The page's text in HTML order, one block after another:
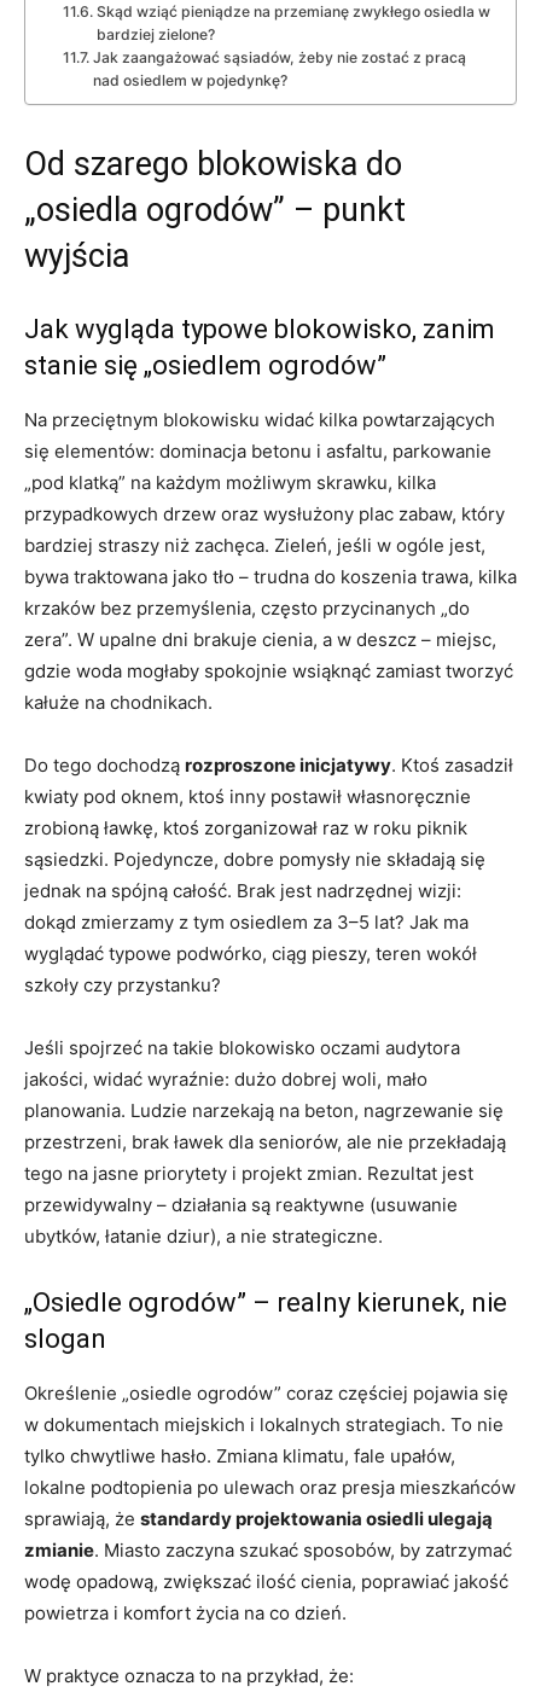
Skąd wziąć pieniądze na przemianę zwykłego osiedla w
bardziej zielone?
Jak zaangażować sąsiadów, żeby nie zostać z pracą
nad osiedlem w pojedynkę?
Od szarego blokowiska do
„osiedla ogrodów” – punkt
wyjścia
Jak wygląda typowe blokowisko, zanim
stanie się „osiedlem ogrodów”
Na przeciętnym blokowisku widać kilka powtarzających
się elementów: dominacja betonu i asfaltu, parkowanie
„pod klatką” na każdym możliwym skrawku, kilka
przypadkowych drzew oraz wysłużony plac zabaw, który
bardziej straszy niż zachęca. Zieleń, jeśli w ogóle jest,
bywa traktowana jako tło – trudna do koszenia trawa, kilka
krzaków bez przemyślenia, często przycinanych „do
zera”. W upalne dni brakuje cienia, a w deszcz – miejsc,
gdzie woda mogłaby spokojnie wsiąknąć zamiast tworzyć
kałuże na chodnikach.
Do tego dochodzą rozproszone inicjatywy. Ktoś zasadził
kwiaty pod oknem, ktoś inny postawił własnoręcznie
zrobioną ławkę, ktoś zorganizował raz w roku piknik
sąsiedzki. Pojedyncze, dobre pomysły nie składają się
jednak na spójną całość. Brak jest nadrzędnej wizji:
dokąd zmierzamy z tym osiedlem za 3–5 lat? Jak ma
wyglądać typowe podwórko, ciąg pieszy, teren wokół
szkoły czy przystanku?
Jeśli spojrzeć na takie blokowisko oczami audytora
jakości, widać wyraźnie: dużo dobrej woli, mało
planowania. Ludzie narzekają na beton, nagrzewanie się
przestrzeni, brak ławek dla seniorów, ale nie przekładają
tego na jasne priorytety i projekt zmian. Rezultat jest
przewidywalny – działania są reaktywne (usuwanie
ubytków, łatanie dziur), a nie strategiczne.
„Osiedle ogrodów” – realny kierunek, nie
slogan
Określenie „osiedle ogrodów” coraz częściej pojawia się
w dokumentach miejskich i lokalnych strategiach. To nie
tylko chwytliwe hasło. Zmiana klimatu, fale upałów,
lokalne podtopienia po ulewach oraz presja mieszkańców
sprawiają, że standardy projektowania osiedli ulegają
zmianie. Miasto zaczyna szukać sposobów, by zatrzymać
wodę opadową, zwiększać ilość cienia, poprawiać jakość
powietrza i komfort życia na co dzień.
W praktyce oznacza to na przykład, że: